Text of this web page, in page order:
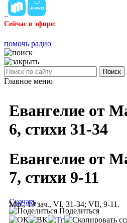
Сейчас в эфире:
помочь радио
Поиск
Главное меню
Евангелие от
6, стихи 31-34
Евангелие от
7, стихи 9-11
Мф., 19 зач., VI, 31-34; VII, 9-11.
Скачать
Поделиться